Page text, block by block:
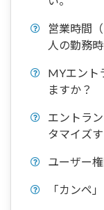
営業時間
人の勤務
MYエント
ますか？
エントラ
タマイズ
ユーザー
「カンペ